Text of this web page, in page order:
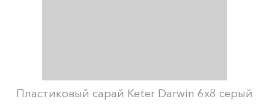
Пластиковый сарай Keter Darwin 6х8 серый